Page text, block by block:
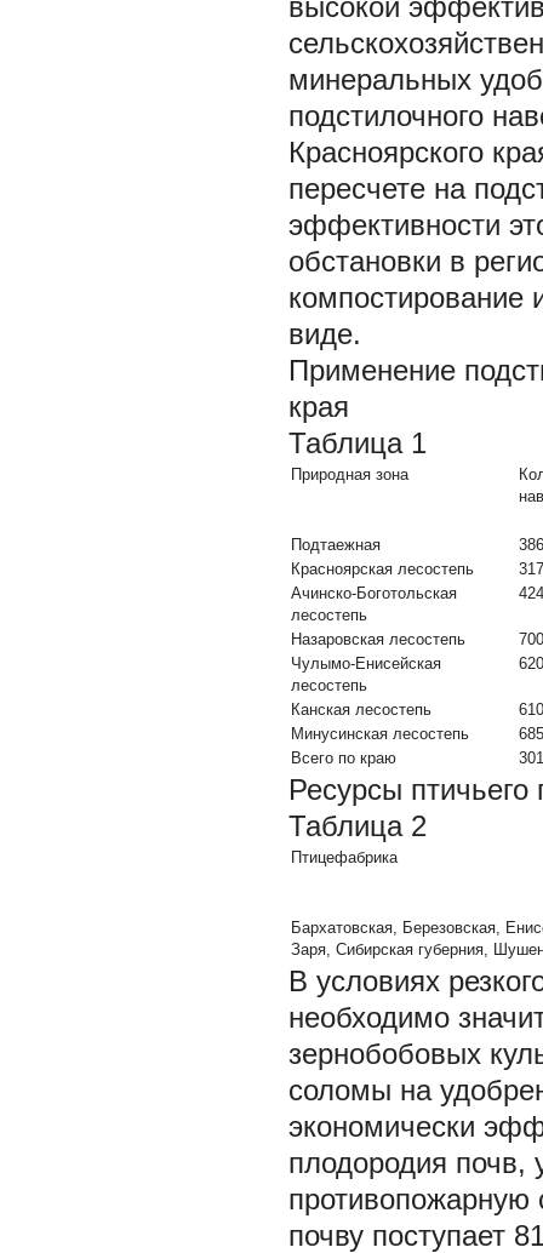
высокой
минеральных
подстилочного
Красноярского
пересчете на
эффективности
обстановки в
компостирование
виде.
Применение
края
Таблица 1
Природная зона
Подтаежная
Красноярская лесостепь
Ачинско-Боготольская
лесостепь
Назаровская лесостепь
Чулымо-Енисейская
лесостепь
Канская лесостепь
Минусинская лесостепь
Всего по краю
Ресурсы
Таблица 2
Птицефабрика
Бархатовская, Березовская,
Заря, Сибирская губерния,
В условиях
необходимо
зернобобовых
соломы на
экономически
плодородия почв,
противопожарную
почву поступает